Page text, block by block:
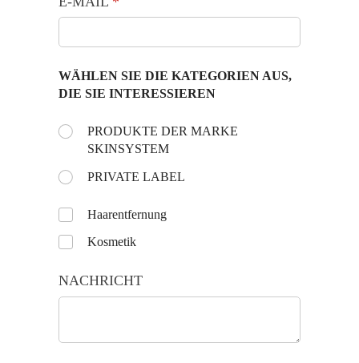
WÄHLEN SIE DIE KATEGORIEN AUS,
DIE SIE INTERESSIEREN
Choose the day:*
(is vereist)
PRODUKTE DER MARKE
SKINSYSTEM
PRIVATE LABEL
UntitledHaarentfernung
Kosmetik
NACHRICHT